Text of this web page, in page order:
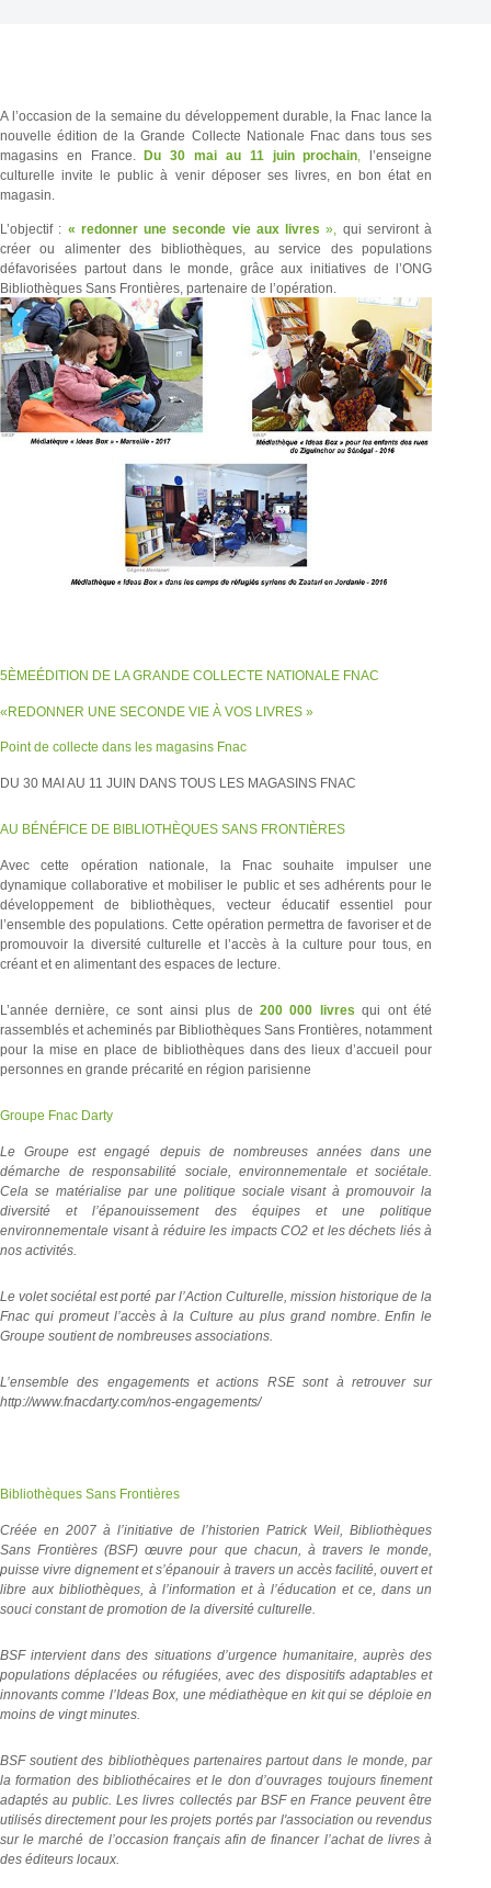
A l’occasion de la semaine du développement durable, la Fnac lance la
nouvelle édition de la Grande Collecte Nationale Fnac dans tous ses
magasins en France.
Du 30 mai au 11 juin prochain,
l’enseigne
culturelle invite le public à venir déposer ses livres, en bon état en
magasin.
L’objectif : « redonner une seconde vie aux livres», qui serviront à
créer ou alimenter des bibliothèques, au service des populations
défavorisées partout dans le monde, grâce aux initiatives de l’ONG
Bibliothèques Sans Frontières, partenaire de l’opération.
5ÈMEÉDITION DE LA GRANDE COLLECTE NATIONALE FNAC
«REDONNER UNE SECONDE VIE À VOS LIVRES »
Point de collecte dans les magasins Fnac
DU 30 MAI AU 11 JUIN DANS TOUS LES MAGASINS FNAC
AU BÉNÉFICE DE BIBLIOTHÈQUES SANS FRONTIÈRES
Avec cette opération nationale, la Fnac souhaite impulser une
dynamique collaborative et mobiliser le public et ses adhérents pour le
développement de bibliothèques, vecteur éducatif essentiel pour
l’ensemble des populations. Cette opération permettra de favoriser et de
promouvoir la diversité culturelle et l’accès à la culture pour tous, en
créant et en alimentant des espaces de lecture.
L’année dernière, ce sont ainsi plus de200 000 livres qui ont été
rassemblés et acheminés par Bibliothèques Sans Frontières, notamment
pour la mise en place de bibliothèques dans des lieux d’accueil pour
personnes en grande précarité en région parisienne
Groupe Fnac Darty
Le Groupe est engagé depuis de nombreuses années dans une
démarche de responsabilité sociale, environnementale et sociétale.
Cela se matérialise par une politique sociale visant à promouvoir la
diversité et l’épanouissement des équipes et une politique
environnementale visant à réduire les impacts CO2 et les déchets liés à
nos activités.
Le volet sociétal est porté par l’Action Culturelle, mission historique de la
Fnac qui promeut l’accès à la Culture au plus grand nombre. Enfin le
Groupe soutient de nombreuses associations.
L’ensemble des engagements et actions RSE sont à retrouver sur
http://www.fnacdarty.com/nos-engagements/
Bibliothèques Sans Frontières
Créée en 2007 à l’initiative de l’historien Patrick Weil, Bibliothèques
Sans Frontières (BSF) œuvre pour que chacun, à travers le monde,
puisse vivre dignement et s’épanouir à travers un accès facilité, ouvert et
libre aux bibliothèques, à l’information et à l’éducation et ce, dans un
souci constant de promotion de la diversité culturelle.
BSF intervient dans des situations d’urgence humanitaire, auprès des
populations déplacées ou réfugiées, avec des dispositifs adaptables et
innovants comme l’Ideas Box, une médiathèque en kit qui se déploie en
moins de vingt minutes.
BSF soutient des bibliothèques partenaires partout dans le monde, par
la formation des bibliothécaires et le don d’ouvrages toujours finement
adaptés au public. Les livres collectés par BSF en France peuvent être
utilisés directement pour les projets portés par l'association ou revendus
sur le marché de l’occasion français afin de financer l’achat de livres à
des éditeurs locaux.